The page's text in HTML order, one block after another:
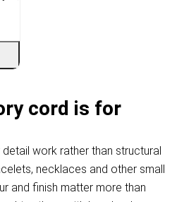
cord is for
work rather than structural
necklaces and other small
and finish matter more than